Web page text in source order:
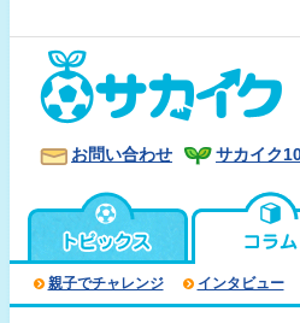
お問い合わせ サカイク
親子でチャレンジ インタビュー